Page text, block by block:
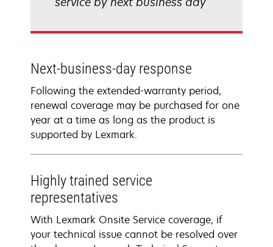
Next-business-day response
Following the extended-warranty period,
renewal coverage may be purchased for one
year at a time as long as the product is
supported by Lexmark.
Highly trained service
representatives
With Lexmark Onsite Service coverage, if
your technical issue cannot be resolved over